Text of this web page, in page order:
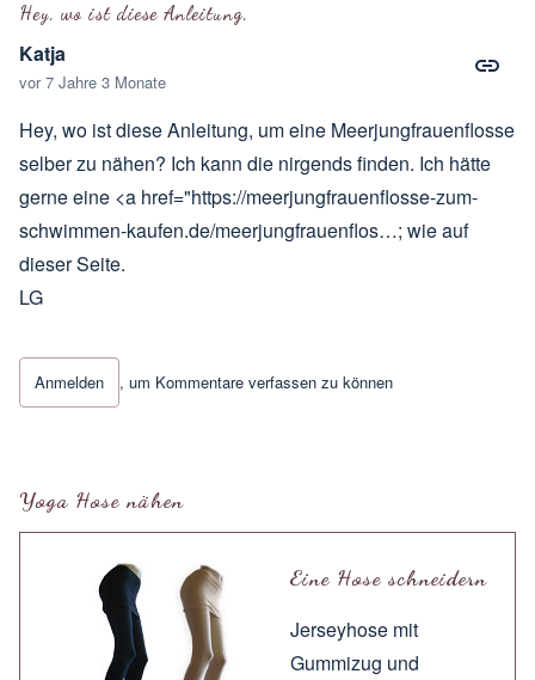
Hey, wo ist diese Anleitung,
Katja
vor 7 Jahre 3 Monate
Hey, wo ist diese Anleitung, um eine Meerjungfrauenflosse
selber zu nähen? Ich kann die nirgends finden. Ich hätte
gerne eine <a href="https://meerjungfrauenflosse-zum-
schwimmen-kaufen.de/meerjungfrauenflos…; wie auf
dieser Seite.
LG
Anmelden , um Kommentare verfassen zu können
Antwort auf Wie Arielle die Meerjungfrauvon
Yoga Hose nähen
Eine Hose schneidern
Jerseyhose mit
Gummizug und